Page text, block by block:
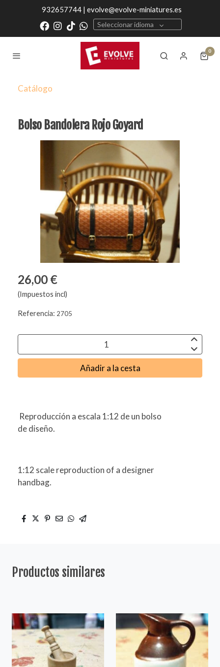
932657744 | evolve@evolve-miniatures.es
Seleccionar idioma
0
Catálogo
Bolso Bandolera Rojo Goyard
26,00 €
(Impuestos incl)
Referencia: 2705
Añadir a la cesta
Reproducción a escala 1:12 de un bolso
de diseño.
1:12 scale reproduction of a designer
handbag.
Productos similares